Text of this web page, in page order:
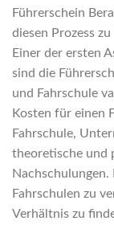
Führerschein
diesen Prozess
Einer der ersten
sind die
und Fahrschule
Kosten für einen
Fahrschule,
theoretische und
Nachschulungen.
Fahrschulen zu
Verhältnis zu